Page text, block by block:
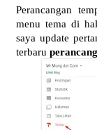
Perancangan
menu tema di
saya update
terbaru